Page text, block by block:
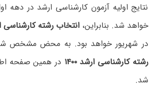
نتایج اولیه آزمون کارشناسی ارشد در دهه
خواهد شد. بنابراین،انتخاب رشته کارشناسی
در شهریور خواهد بود. به محض مشخص
رشته کارشناسی ارشد ۱۴۰۰
در همین صفحه
شد.